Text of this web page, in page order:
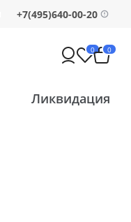
+7(495)640-00-20
0 0
Ликвидация